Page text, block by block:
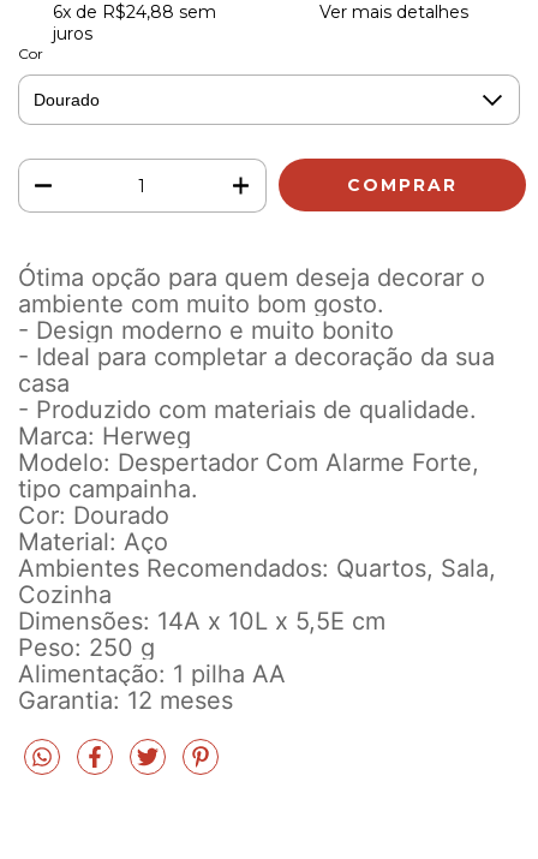
6x de R$24,88 sem
juros
Ver mais detalhes
Cor
Ótima opção para quem deseja decorar o
ambiente com muito bom gosto.
- Design moderno e muito bonito
- Ideal para completar a decoração da sua
casa
- Produzido com materiais de qualidade.
Marca: Herweg
Modelo: Despertador Com Alarme Forte,
tipo campainha.
Cor: Dourado
Material: Aço
Ambientes Recomendados: Quartos, Sala,
Cozinha
Dimensões: 14A x 10L x 5,5E cm
Peso: 250 g
Alimentação: 1 pilha AA
Garantia: 12 meses